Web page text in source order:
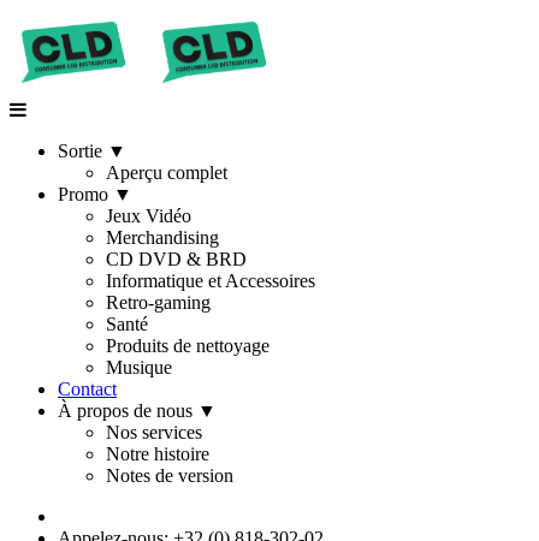
Sortie ▼
Aperçu complet
Promo ▼
Jeux Vidéo
Merchandising
CD DVD & BRD
Informatique et Accessoires
Retro-gaming
Santé
Produits de nettoyage
Musique
Contact
À propos de nous ▼
Nos services
Notre histoire
Notes de version